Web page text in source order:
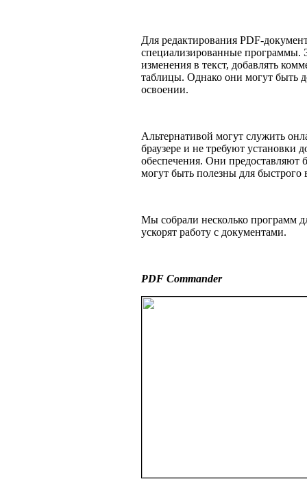
Для редактирования PDF-
специализированные программы.
изменения в текст, добавлять
таблицы. Однако они могут быть
освоении.
Альтернативой могут служить
браузере и не требуют установки
обеспечения. Они предоставляют
могут быть полезны для
Мы собрали несколько программ
ускорят работу с документами.
PDF Commander